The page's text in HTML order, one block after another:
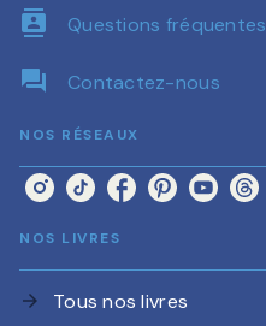
contacts Questions fréquentes
question_answer Contactez-nous
NOS RÉSEAUX
NOS LIVRES
arrow_forward Tous nos livres